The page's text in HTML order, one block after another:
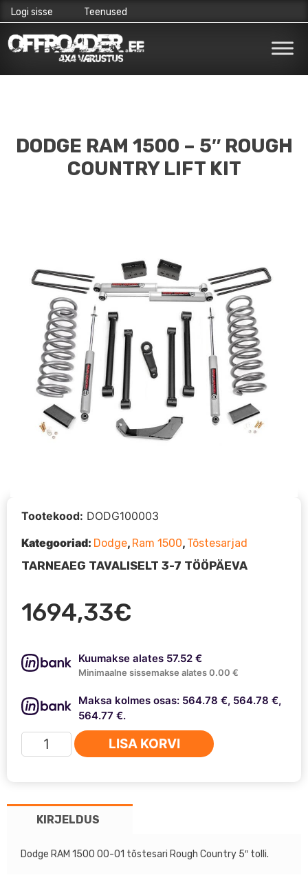
to
Logi sisse Teenused
DODGE RAM 1500 – 5″ ROUGH
COUNTRY LIFT KIT
1694,33€
Kuumakse alates 57.52 €
Minimaalne sissemakse alates 0.00 €
Maksa kolmes osas: 564.78 €, 564.78 €,
564.77 €.
Dodge
RAM
5"
Rough
Lift
LISA KORVI
Tootekood: DODG100003
Kategooriad: Dodge, Ram 1500, Tõstesarjad
TARNEAEG TAVALISELT 3-7 TÖÖPÄEVA
KIRJELDUS
Dodge RAM 1500 00-01 tõstesari Rough Country 5″ tolli.